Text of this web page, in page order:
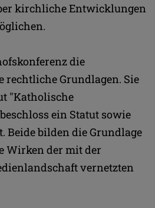
kirchliche Entwicklungen
die
rechtliche Grundlagen. Sie
"Katholische
ein Statut sowie
Beide bilden die Grundlage
Wirken der mit der
vernetzten